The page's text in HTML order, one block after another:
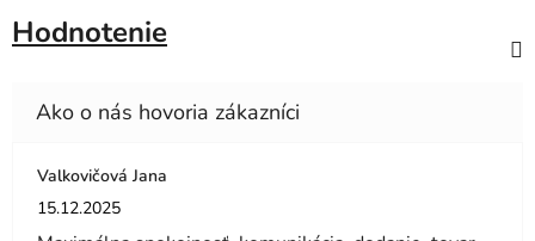
Hodnotenie
Valkovičová Jana
Hodnotenie obchodu je 5 z 5 hviezdičiek.
15.12.2025